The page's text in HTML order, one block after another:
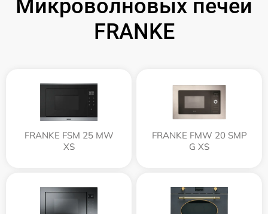
Микроволновых печей
FRANKE
FRANKE FSM 25 MW
XS
FRANKE FMW 20 SMP
G XS